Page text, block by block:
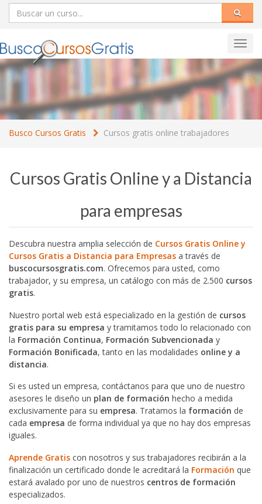
Busco Cursos Gratis Cursos gratis online trabajadores
Cursos Gratis Online y a Distancia
para empresas
Descubra nuestra amplia selección de Cursos Gratis Online y
Cursos Gratis a Distancia para Empresas a través de
buscocursosgratis.com. Ofrecemos para usted, como
trabajador, y su empresa, un catálogo con más de 2.500 cursos
gratis.
Nuestro portal web está especializado en la gestión de cursos
gratis para su empresa y tramitamos todo lo relacionado con
la Formación Continua, Formación Subvencionada y
Formación Bonificada, tanto en las modalidades online y a
distancia.
Si es usted un empresa, contáctanos para que uno de nuestro
asesores le diseño un plan de formación hecho a medida
exclusivamente para su empresa. Tratamos la formación de
cada empresa de forma individual ya que no hay dos empresas
iguales.
Aprende Gratis con nosotros y sus trabajadores recibirán a la
finalización un certificado donde le acreditará la Formación que
estará avalado por uno de nuestros centros de formación
especializados.